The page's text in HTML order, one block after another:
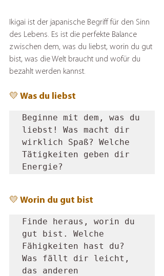
Ikigai ist der japanische Begriff für den Sinn
des Lebens. Es ist die perfekte Balance
zwischen dem, was du liebst, worin du gut
bist, was die Welt braucht und wofür du
bezahlt werden kannst.
💛 Was du liebst
Beginne mit dem, was du
liebst! Was macht dir
wirklich Spaß? Welche
Tätigkeiten geben dir
Energie?
💛 Worin du gut bist
Finde heraus, worin du
gut bist. Welche
Fähigkeiten hast du?
Was fällt dir leicht,
das anderen